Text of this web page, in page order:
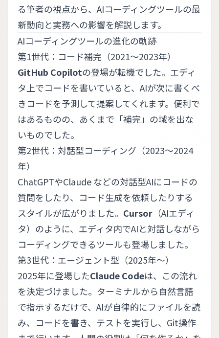
る筆者の視点から、AIコーディングツールの最
新動向と実務への影響を解説します。
AIコーディングツールの進化の軌跡
第1世代：コード補完（2021〜2023年）
GitHub Copilotの登場が転機でした。エディ
タ上でコードを書いていると、AIが次に書くべ
きコードを予測して提案してくれます。便利で
はあるものの、あくまで「補完」の域を出な
いものでした。
第2世代：対話型コーディング（2023〜2024
年）
ChatGPTやClaude などの対話型AIにコードの
質問をしたり、コード生成を依頼したりする
スタイルが広がりました。 Cursor （AIエディ
タ）のように、エディタ内でAIと対話しながら
コーディングできるツールも登場しました。
第3世代：エージェント型（2025年〜）
2025年に登場したClaude Codeは、この流れ
を決定づけました。ターミナルから自然言語
で指示するだけで、AIが自律的にファイルを読
み、コードを書き、テストを実行し、Git操作